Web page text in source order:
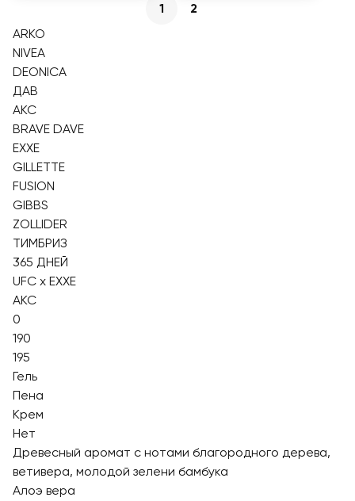
1
2
ARKO
NIVEA
DEONICA
ДАВ
AKC
BRAVE DAVE
EXXE
GILLETTE
FUSION
GIBBS
ZOLLIDER
ТИМБРИЗ
365 ДНЕЙ
UFC x EXXE
АКС
0
190
195
Гель
Пена
Крем
Нет
Древесный аромат с нотами благородного дерева,
ветивера, молодой зелени бамбука
Алоэ вера